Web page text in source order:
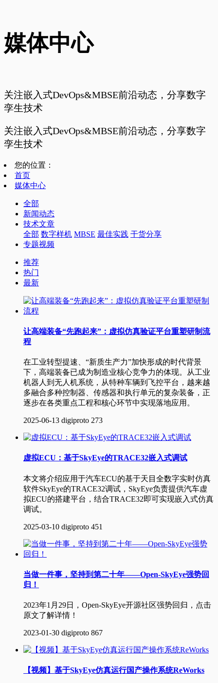
媒体中心
关注嵌入式DevOps&MBSE前沿动态，分享数字
孪生技术
关注嵌入式DevOps&MBSE前沿动态，分享数字
孪生技术
您的位置：
首页
媒体中心
全部
新闻动态
技术文章
全部 数字样机 MBSE 最佳实践 干货分享
专题视频
推荐
热门
最新
让高端装备“先跑起来”：虚拟仿真验证平台重塑研制流
程
在工业转型提速、“新质生产力”加快形成的时代背景
下，高端装备已成为制造业核心竞争力的体现。从工业
机器人到无人机系统，从特种车辆到飞控平台，越来越
多融合多种控制器、传感器和执行单元的复杂装备，正
逐步在各类重点工程和核心环节中实现落地应用。
2025-06-13 digiproto 273
虚拟ECU：基于SkyEye的TRACE32嵌入式调试
本文将介绍应用于汽车ECU的基于天目全数字实时仿真
软件SkyEye的TRACE32调试，SkyEye负责提供汽车虚
拟ECU的搭建平台，结合TRACE32即可实现嵌入式仿真
调试。
2025-03-10 digiproto 451
当做一件事，坚持到第二十年——Open-SkyEye强势回
归！
2023年1月29日，Open-SkyEye开源社区强势回归，点击
原文了解详情！
2023-01-30 digiproto 867
【视频】基于SkyEye仿真运行国产操作系统ReWorks